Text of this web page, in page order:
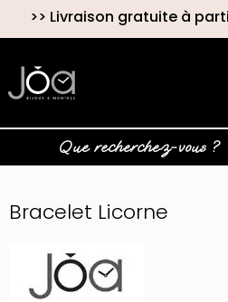
>> Livraison gratuite à
Bracelet Licorne